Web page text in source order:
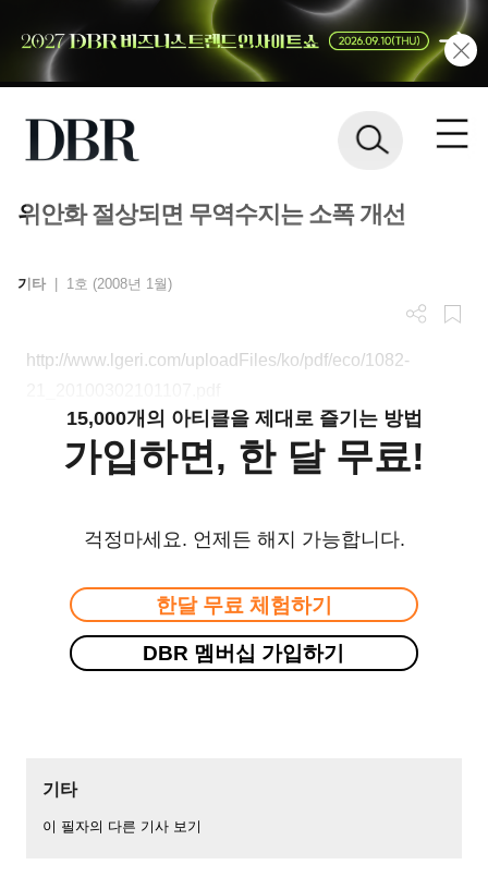
위안화 절상되면 무역수지는 소폭 개선
기타 1호 (2008년 1월)
http://www.lgeri.com/uploadFiles/ko/pdf/eco/1082-
15,000개의 아티클을 제대로 즐기는 방법
가입하면, 한 달 무료!
걱정마세요. 언제든 해지 가능합니다.
한달 무료 체험하기
DBR 멤버십 가입하기
기타
이 필자의 다른 기사 보기